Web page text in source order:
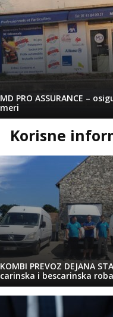
MD PRO ASSURANCE –
meri
Korisne
KOMBI PREVOZ DEJANA
carinska i bescarinska roba